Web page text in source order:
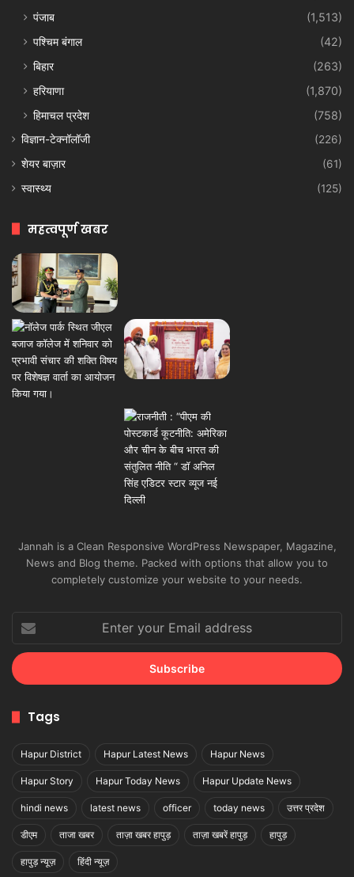
पंजाब
(1,513)
पश्चिम बंगाल
(42)
बिहार
(263)
हरियाणा
(1,870)
हिमाचल प्रदेश
(758)
विज्ञान-टेक्नॉलॉजी
(226)
शेयर बाज़ार
(61)
स्वास्थ्य
(125)
महत्वपूर्ण खबर
Jannah is a Clean Responsive WordPress Newspaper, Magazine,
News and Blog theme. Packed with options that allow you to
completely customize your website to your needs.
your
Email
address
Tags
Hapur District Hapur Latest News Hapur News
Hapur Story Hapur Today News Hapur Update News
hindi news latest news officer today news उत्तर प्रदेश
डीएम ताजा खबर ताज़ा खबर हापुड़ ताज़ा खबरें हापुड़ हापुड़
हापुड़ न्यूज़ हिंदी न्यूज़